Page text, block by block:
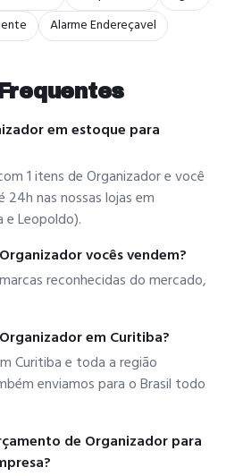
Alarme Endereçavel
em estoque para
1 itens de Organizador e você
nas nossas lojas em
e Leopoldo).
vocês vendem?
reconhecidas do mercado,
em Curitiba?
Curitiba e toda a região
enviamos para o Brasil todo
de Organizador para